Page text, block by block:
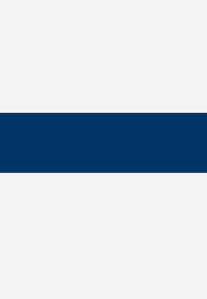
BDH
der Absatz von